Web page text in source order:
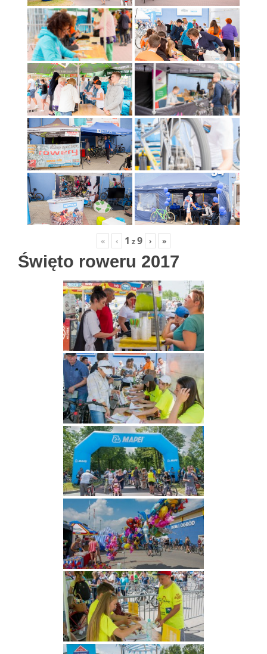
« ‹ 1 z9 › »
Święto roweru 2017